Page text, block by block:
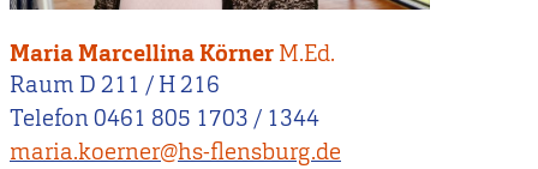
Maria Marcellina Körner M.Ed.
Raum D 211 / H 216
Telefon 0461 805 1703 / 1344
maria.koerner@hs-flensburg.de